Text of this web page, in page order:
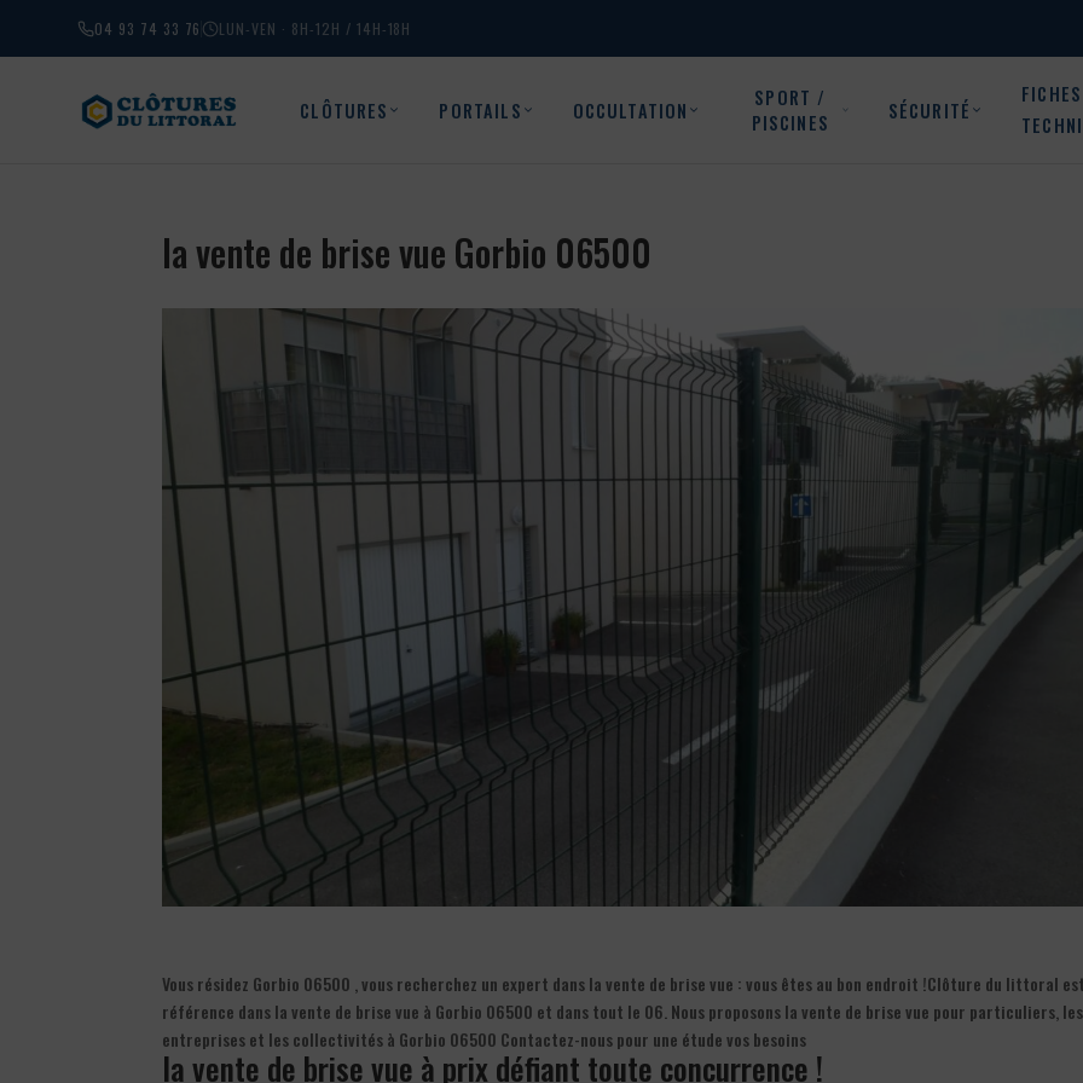
04 93 74 33 76 LUN-VEN · 8H-12H / 14H-18H
CLÔTURES PORTAILS OCCULTATION
SPORT /
PISCINES
SÉCURITÉ
FICHES
la vente de brise vue Gorbio 06500
Vous résidez Gorbio 06500 , vous recherchez un expert dans la vente de brise vue : vous êtes au bon endroit !Clôture du littoral
référence dans la vente de brise vue à Gorbio 06500 et dans tout le 06. Nous proposons la vente de brise vue pour particuliers, les
entreprises et les collectivités à Gorbio 06500 Contactez-nous pour une étude vos besoins
la vente de brise vue à prix défiant toute concurrence !